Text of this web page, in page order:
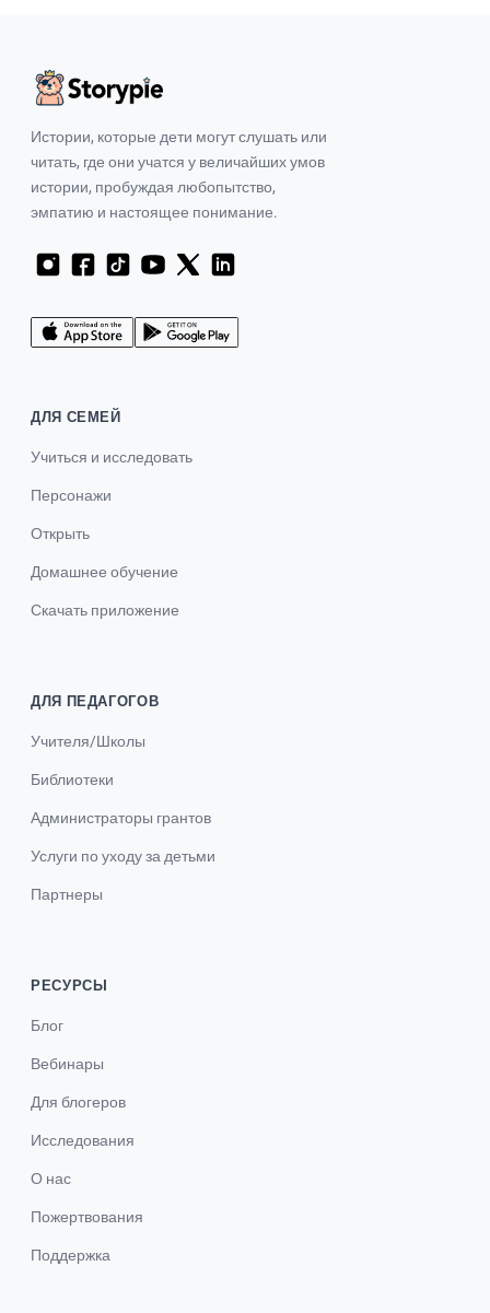
Истории, которые дети могут слушать или
читать, где они учатся у величайших умов
истории, пробуждая любопытство,
эмпатию и настоящее понимание.
ДЛЯ СЕМЕЙ
Учиться и исследовать
Персонажи
Открыть
Домашнее обучение
Скачать приложение
ДЛЯ ПЕДАГОГОВ
Учителя/Школы
Библиотеки
Администраторы грантов
Услуги по уходу за детьми
Партнеры
РЕСУРСЫ
Блог
Вебинары
Для блогеров
Исследования
О нас
Пожертвования
Поддержка